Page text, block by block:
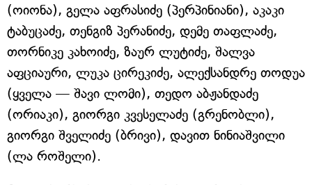
(ოიონა), გელა აფრასიძე (პერპინიანი), აკაკი
ტაბუცაძე, თენგიზ პერანიძე, დემე თაფლაძე,
თორნიკე კახოიძე, ზაურ ლუტიძე, შალვა
აფციაური, ლუკა ცირეკიძე, ალექსანდრე თოდუა
(ყველა — შავი ლომი), თედო აბჟანდაძე
(ორიაკი), გიორგი კვესელაძე (გრენობლი),
გიორგი შველიძე (ბრივი), დავით ნინიაშვილი
(ლა როშელი).